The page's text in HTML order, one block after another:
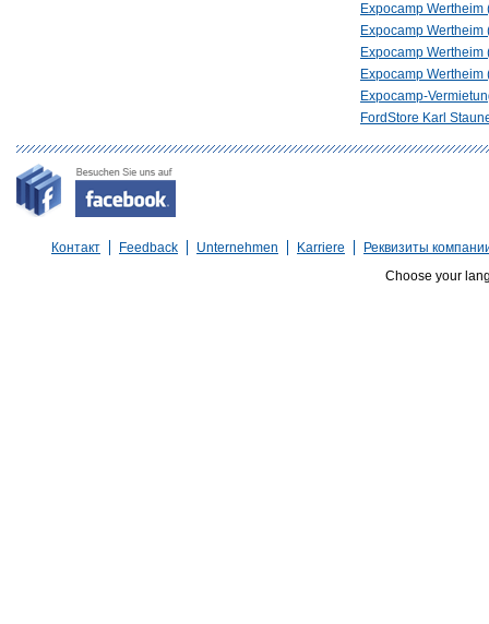
Expocamp Wertheim
Expocamp
Expocamp Wertheim
Expocamp Wertheim
Expocamp-
FordStore Karl
Контакт Feedback Unternehmen Karriere
Реквизиты
Choose your